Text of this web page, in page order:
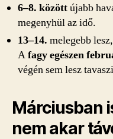
6–8. közöttújabb
megenyhül az idő.
13–14. melegebb
Afagy egészen
végén sem lesz
Márciusban
nem akar